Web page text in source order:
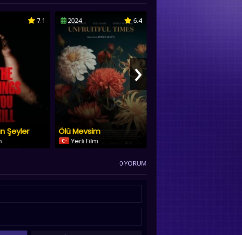
7.1
Şeyler
2024 6.4
Ölü Mevsim
Yerli Film
›
0 YORUM